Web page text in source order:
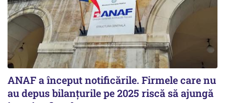
ANAF a început notificările. Firmele care nu
au depus bilanțurile pe 2025 riscă să ajungă